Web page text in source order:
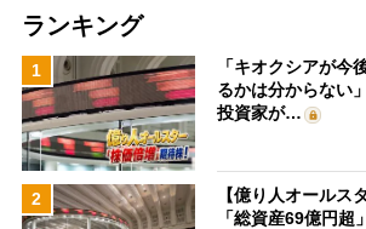
ランキング
1
「キオクシアが今
るかは分からない
投資家が…
2
【億り人オールス
「総資産69億円